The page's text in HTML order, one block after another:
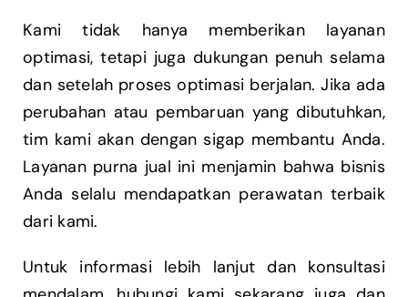
Kami tidak hanya memberikan layanan
optimasi, tetapi juga dukungan penuh selama
dan setelah proses optimasi berjalan. Jika ada
perubahan atau pembaruan yang dibutuhkan,
tim kami akan dengan sigap membantu Anda.
Layanan purna jual ini menjamin bahwa bisnis
Anda selalu mendapatkan perawatan terbaik
dari kami.
Untuk informasi lebih lanjut dan konsultasi